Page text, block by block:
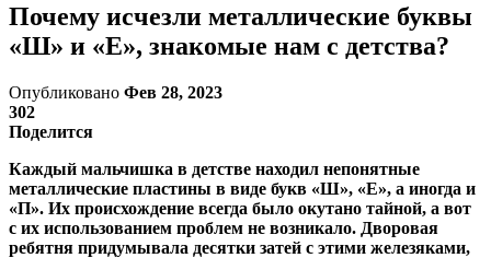
Почему исчезли металлические буквы
«Ш» и «Е», знакомые нам с детства?
Опубликовано Фев 28, 2023
302
Поделится
Каждый мальчишка в детстве находил непонятные
металлические пластины в виде букв «Ш», «Е», а иногда и
«П». Их происхождение всегда было окутано тайной, а вот
с их использованием проблем не возникало. Дворовая
ребятня придумывала десятки затей с этими железяками,